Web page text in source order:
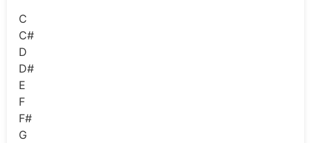
C
C#
D
D#
E
F
F#
G